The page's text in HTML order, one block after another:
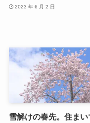
2023 年 6 月 2 日
雪解けの春先。住まい